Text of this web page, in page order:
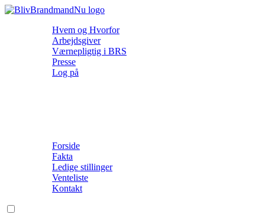
Hvem og Hvorfor
Arbejdsgiver
Værnepligtig i BRS
Presse
Log på
Forside
Fakta
Ledige stillinger
Venteliste
Kontakt